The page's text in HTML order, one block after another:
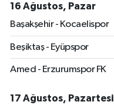
16 Ağustos, Pazar
Başakşehir - Kocaelispor
Beşiktaş - Eyüpspor
Amed - Erzurumspor FK
17 Ağustos, Pazartesi